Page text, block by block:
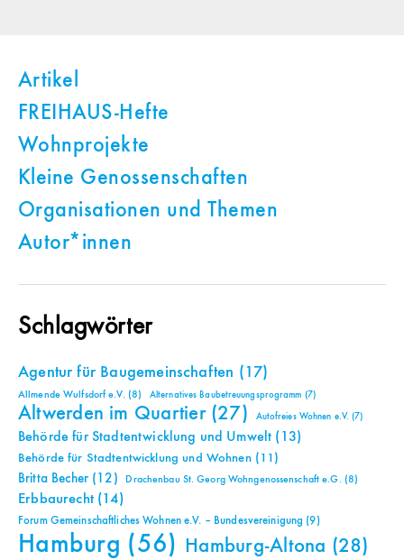
Artikel
FREIHAUS-Hefte
Wohnprojekte
Kleine Genossenschaften
Organisationen und Themen
Autor*innen
Schlagwörter
Agentur für Baugemeinschaften (17)
Allmende Wulfsdorf e.V. (8) Alternatives Baubetreuungsprogramm (7)
Altwerden im Quartier(27) Autofreies Wohnen e.V. (7)
Behörde für Stadtentwicklung und Umwelt (13)
Behörde für Stadtentwicklung und Wohnen(11)
Britta Becher(12) Drachenbau St. Georg Wohngenossenschaft e.G. (8)
Erbbaurecht(14)
Forum Gemeinschaftliches Wohnen e.V. – Bundesvereinigung (9)
Hamburg (56) Hamburg-Altona (28)